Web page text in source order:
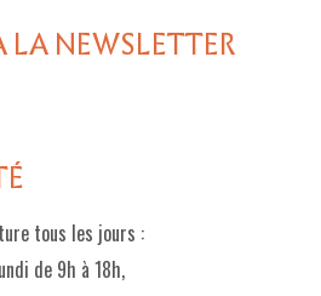
NEWSLETTER
tous les jours :
de 9h à 18h,